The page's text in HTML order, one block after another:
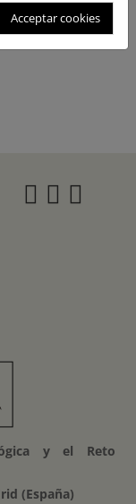
Acceptar cookies
y el Reto
(España)